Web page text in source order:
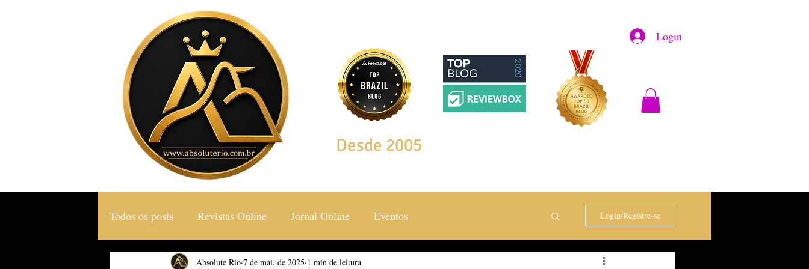
Login
Desde 2005
Todos os posts Revistas Online Jornal Online Eventos
Gastronomia & Turismo Social & Estilos Saúde & Bem Estar
Login/Registre-se
Absolute Rio 7 de mai. de 2025 1 min de leitura